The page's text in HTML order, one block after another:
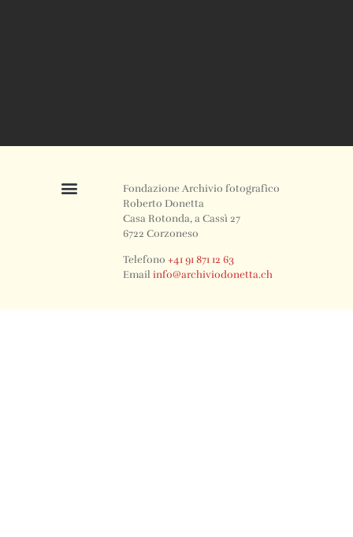
Fondazione Archivio fotografico
Roberto Donetta
Casa Rotonda, a Cassì 27
6722 Corzoneso
Telefono+41 91 871 12 63
Emailinfo@archiviodonetta.ch